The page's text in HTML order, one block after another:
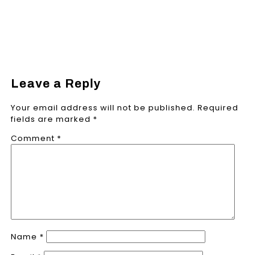
Leave a Reply
Your email address will not be published. Required
fields are marked *
Comment *
Name *